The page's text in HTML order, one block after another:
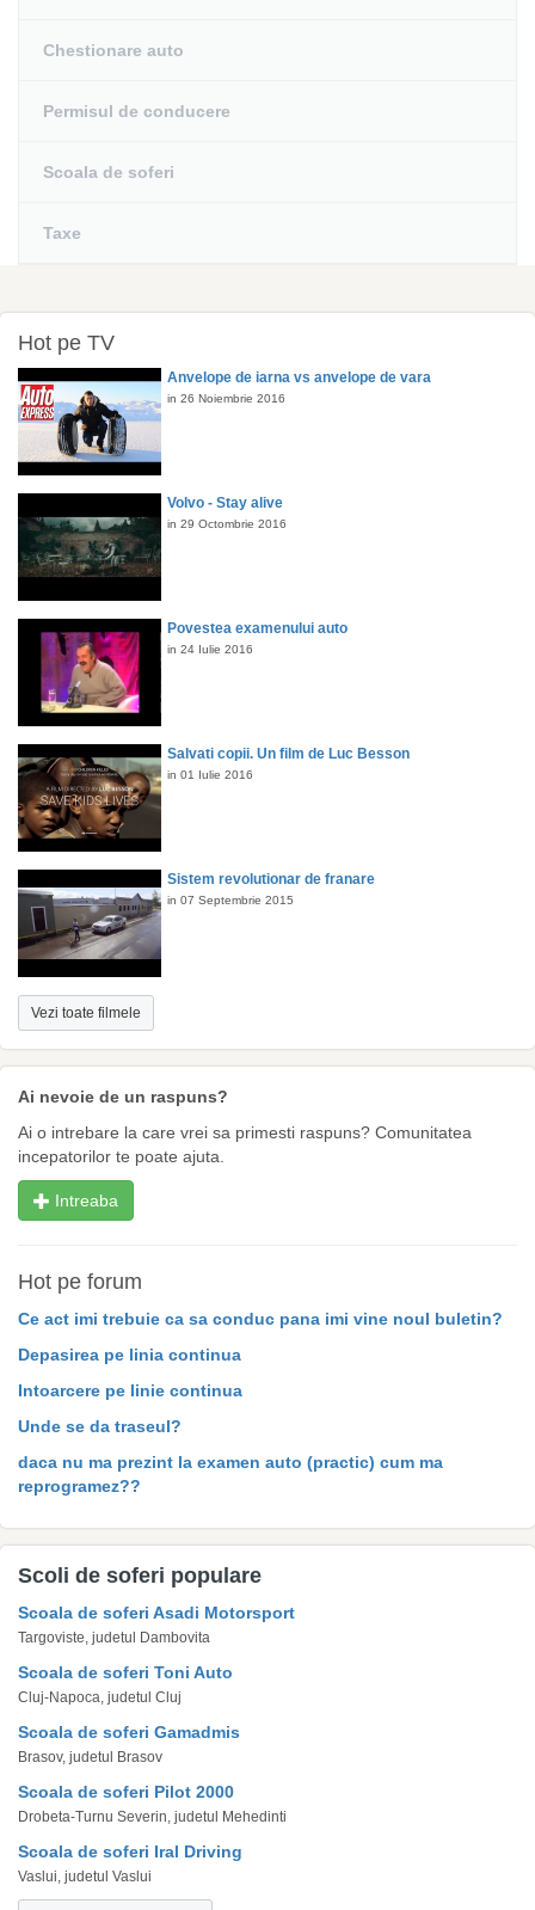
Chestionare auto
Permisul de conducere
Scoala de soferi
Taxe
Hot pe TV
Anvelope de iarna vs anvelope de vara
in 26 Noiembrie 2016
Volvo - Stay alive
in 29 Octombrie 2016
Povestea examenului auto
in 24 Iulie 2016
Salvati copii. Un film de Luc Besson
in 01 Iulie 2016
Sistem revolutionar de franare
in 07 Septembrie 2015
Vezi toate filmele
Ai nevoie de un raspuns?
Ai o intrebare la care vrei sa primesti raspuns? Comunitatea
incepatorilor te poate ajuta.
Intreaba
Hot pe forum
Ce act imi trebuie ca sa conduc pana imi vine noul buletin?
Depasirea pe linia continua
Intoarcere pe linie continua
Unde se da traseul?
daca nu ma prezint la examen auto (practic) cum ma
reprogramez??
Scoli de soferi populare
Scoala de soferi Asadi Motorsport
Targoviste, judetul Dambovita
Scoala de soferi Toni Auto
Cluj-Napoca, judetul Cluj
Scoala de soferi Gamadmis
Brasov, judetul Brasov
Scoala de soferi Pilot 2000
Drobeta-Turnu Severin, judetul Mehedinti
Scoala de soferi Iral Driving
Vaslui, judetul Vaslui